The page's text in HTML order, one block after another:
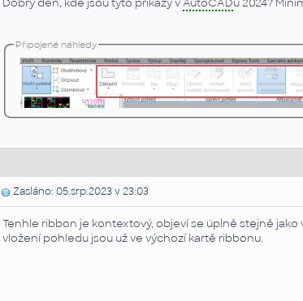
Dobrý den, kde jsou tyto příkazy vAutoCADu 2024?
Připojené náhledy
Zasláno: 05.srp.2023 v 23:03
Tenhle ribbon je kontextový, objeví se úplně stejně
vložení pohledu jsou už ve výchozí kartě ribbonu.